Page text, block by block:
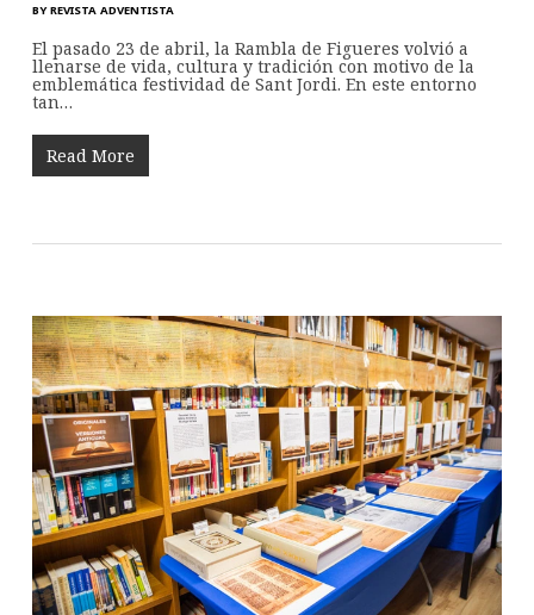
BY REVISTA ADVENTISTA
El pasado 23 de abril, la Rambla de Figueres volvió a
llenarse de vida, cultura y tradición con motivo de la
emblemática festividad de Sant Jordi. En este entorno
tan…
Read More